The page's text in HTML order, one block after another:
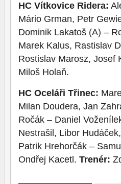
HC Vítkovice Ridera:
Mário Grman, Petr
Dominik Lakatoš (A) –
Marek Kalus, Rastislav
Rostislav Marosz, Josef
Miloš Holaň.
HC Oceláři Třinec:
Milan Doudera, Jan
Ročák – Daniel
Nestrašil, Libor
Patrik Hrehorčák –
Ondřej Kacetl. Trenér: